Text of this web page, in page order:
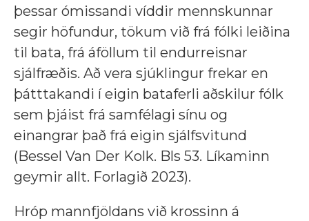
þessar ómissandi víddir mennskunnar
segir höfundur, tökum við frá fólki leiðina
til bata, frá áföllum til endurreisnar
sjálfræðis. Að vera sjúklingur frekar en
þátttakandi í eigin bataferli aðskilur fólk
sem þjáist frá samfélagi sínu og
einangrar það frá eigin sjálfsvitund
(Bessel Van Der Kolk. Bls 53. Líkaminn
geymir allt. Forlagið 2023).
Hróp mannfjöldans við krossinn á